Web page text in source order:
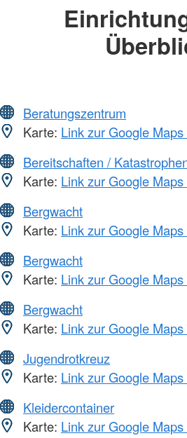
Beratungszentrum
Karte: Link zur Google
Bereitschaften /
Karte: Link zur Google
Bergwacht
Karte: Link zur Google
Bergwacht
Karte: Link zur Google
Bergwacht
Karte: Link zur Google
Jugendrotkreuz
Karte: Link zur Google
Kleidercontainer
Karte: Link zur Google